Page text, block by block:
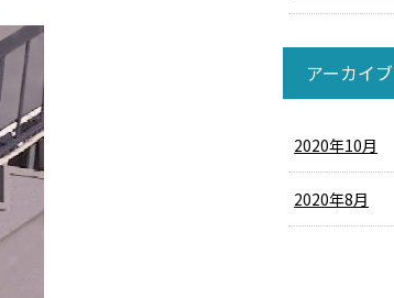
アーカイブ
2020年10月
2020年8月